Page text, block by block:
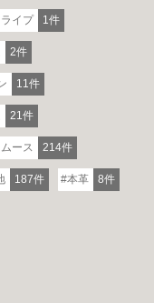
イプ 1件
2件
11件
21件
ース 214件
187件 本革 8件